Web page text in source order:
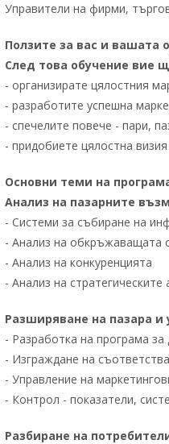
Управители на фирми,
Ползите за вас и вашата
След това обучение вие
- организирате цялостния
- разработите успешна
- спечелите повече - пари,
- придобиете цялостна
Основни теми на
Анализ на пазарните
- Системи за събиране на
- Анализ на обкръжаващата
- Анализ на конкуренцията
- Анализ на стратегическите
Разширяване на пазара и
- Разработка на програма за
- Изграждане на
- Управление на
- Контрол - показатели,
Разбиране на